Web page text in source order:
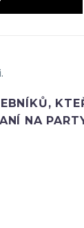
NA